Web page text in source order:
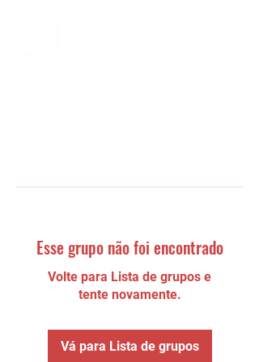
Esse grupo não foi encontrado
Volte para Lista de grupos e
tente novamente.
Vá para Lista de grupos